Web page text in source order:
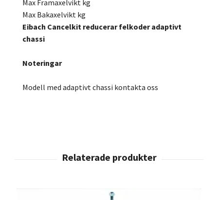
Max Framaxelvikt kg
Max Bakaxelvikt kg
Eibach Cancelkit reducerar felkoder adaptivt
chassi
Noteringar
Modell med adaptivt chassi kontakta oss